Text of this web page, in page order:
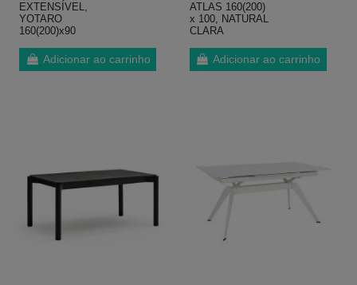
EXTENSÍVEL,
YOTARO
160(200)x90
Adicionar ao carrinho
ATLAS 160(200)
x 100, NATURAL
CLARA
Adicionar ao carrinho